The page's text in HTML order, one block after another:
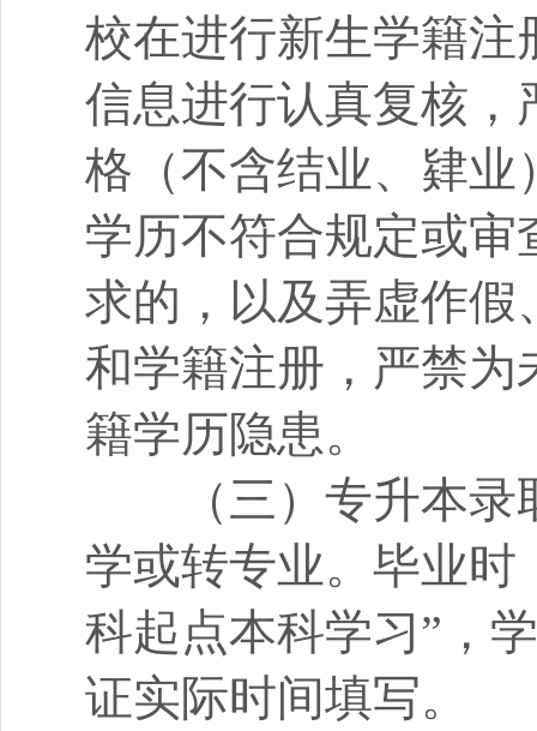
校在进行新生学籍注
信息进行认真复核，
格（不含结业、肄业
学历不符合规定或
求的，以及弄虚作假
和学籍注册，严禁为
籍学历隐患。
（三）专升本录
学或转专业。毕业
科起点本科学习”，
证实际时间填写。